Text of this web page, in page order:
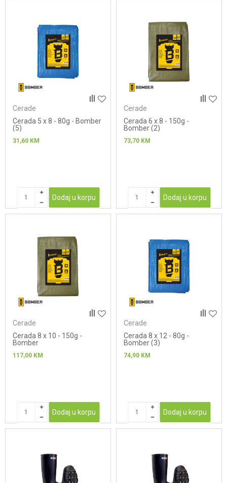
Cerade
Cerada 5 x 8 - 80g - Bomber
(5)
31,60 KM
Dodaj u korpu
Cerade
Cerada 6 x 8 - 150g -
Bomber (2)
73,70 KM
Dodaj u korpu
Cerade
Cerada 8 x 10 - 150g -
Bomber
117,00 KM
Dodaj u korpu
Cerade
Cerada 8 x 12 - 80g -
Bomber (3)
74,90 KM
Dodaj u korpu